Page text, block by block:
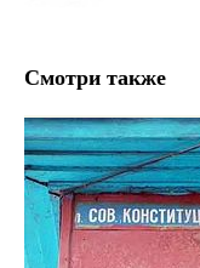
Смотри также